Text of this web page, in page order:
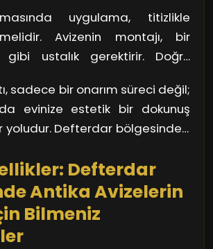
sürecinde size kolaylık
eski görünüme
Ancak bütçeniz kısıtlıysa,
de iş görebilir. Kaliteyi
teknolojik yeniliklerden
tamiratı daha etkili hale getirir.
uygulama, titizlikle
Avizenin montajı, bir
ustalık gerektirir. Doğru
içten bile değildir. Tüm
güvenli bir şekilde
emin olun. Evinizdeki diğer
sadece bir onarım süreci değil;
evinize estetik bir dokunuş
yoludur. Defterdar bölgesindeki
malzemelerle ve titizlikle
Defterdar
Antika Avizelerin
Bilmeniz